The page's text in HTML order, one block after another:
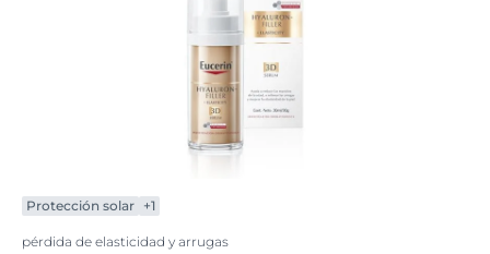
Protección solar +1
pérdida de elasticidad y arrugas